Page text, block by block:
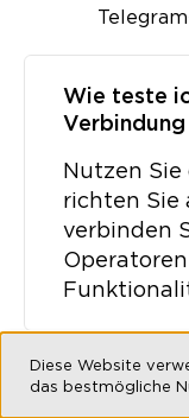
Wie teste
Nutzen Sie
richten Sie
verbinden
Kann ich
Diese Website
das bestmögliche